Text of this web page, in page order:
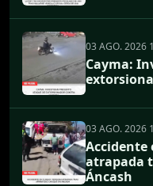
03 AGO. 2026
Cayma:
03 AGO. 2026
Accidente
atrapada
Áncash